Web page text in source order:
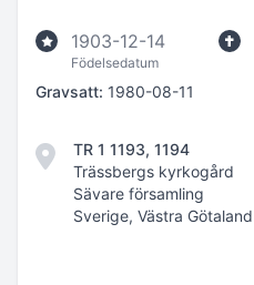
1903-12-14
Födelsedatum
Gravsatt: 1980-08-11
TR 1 1193, 1194
Trässbergs kyrkogård
Sävare församling
Sverige, Västra Götaland